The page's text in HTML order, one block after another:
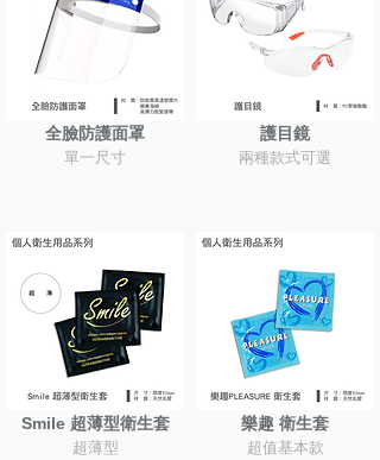
全臉防護面罩
單一尺寸
Smile 超薄型衛生套
超薄型
護目鏡
兩種款式可選
樂趣 衛生套
超值基本款